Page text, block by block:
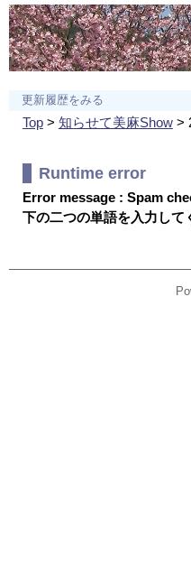
更新履歴をみる
Top> 知らせて美麻Show>
Runtime error
Error message : Spam
下の二つの単語を入力して